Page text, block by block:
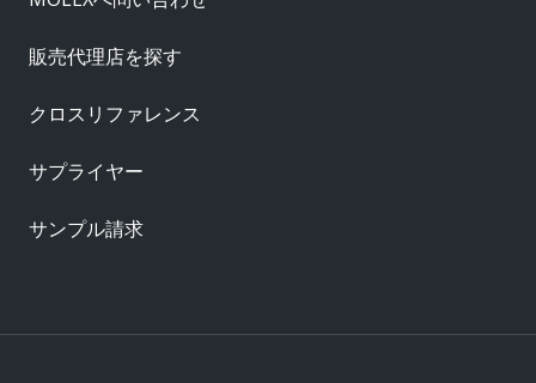
販売代理店を探す
クロスリファレンス
サプライヤー
サンプル請求